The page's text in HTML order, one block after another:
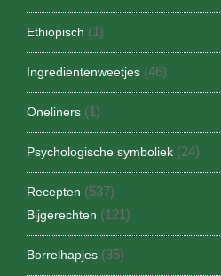
Ethiopisch (1)
Ingredientenweetjes (46)
Oneliners (1)
Psychologische symboliek (24)
Recepten (537)
Bijgerechten (121)
Borrelhapjes (35)